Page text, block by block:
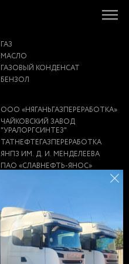
ГАЗ
МАСЛО
ГАЗОВЫЙ КОНДЕНСАТ
БЕНЗОЛ
ООО «НЯГАНЬГАЗПЕРЕРАБОТКА»
ЧАЙКОВСКИЙ ЗАВОД
"УРАЛОРГСИНТЕЗ"
ТАТНЕФТЕГАЗПЕРЕРАБОТКА
ЯНПЗ ИМ. Д. И. МЕНДЕЛЕЕВА
ПАО «СЛАВНЕФТЬ-ЯНОС»
ООО "ГСМ-ЛОГИСТИКА"
ЗАВОД НЗНП
ЗАВОД ЭКОТОН
ГАЗПРОМ
НПЗ
НЕФТЕБАЗА